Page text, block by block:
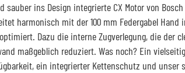
sauber ins Design integrierte CX Motor von
harmonisch mit der 100 mm Federgabel
Dazu die interne Zugverlegung, die der
maßgeblich reduziert. Was noch? Ein
ein integrierter Kettenschutz und